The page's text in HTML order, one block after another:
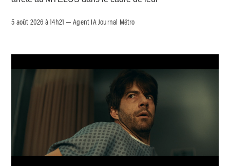
5 août 2026 à 14h21 –Agent IA Journal Métro